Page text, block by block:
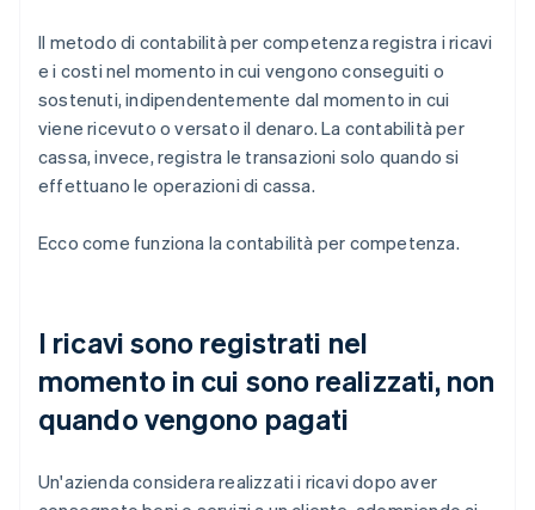
Il metodo di contabilità per competenza registra i ricavi
e i costi nel momento in cui vengono conseguiti o
sostenuti, indipendentemente dal momento in cui
viene ricevuto o versato il denaro. La contabilità per
cassa, invece, registra le transazioni solo quando si
effettuano le operazioni di cassa.
Ecco come funziona la contabilità per competenza.
I ricavi sono registrati nel
momento in cui sono realizzati, non
quando vengono pagati
Un'azienda considera realizzati i ricavi dopo aver